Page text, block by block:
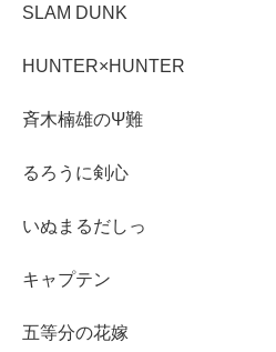
SLAM DUNK
HUNTER×HUNTER
斉木楠雄のΨ難
るろうに剣心
いぬまるだしっ
キャプテン
五等分の花嫁